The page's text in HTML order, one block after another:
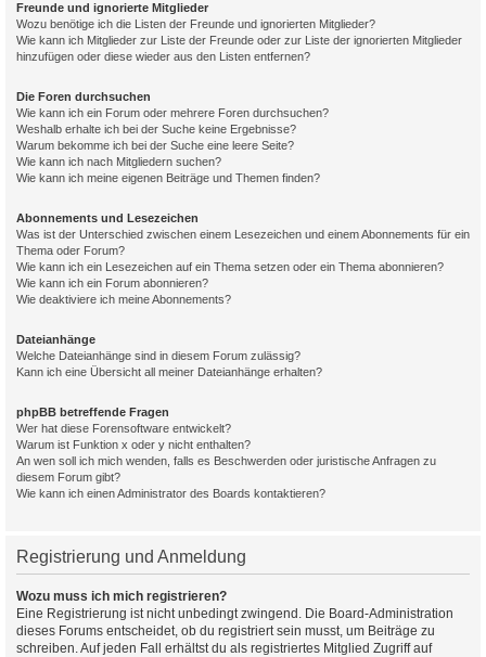
Freunde und ignorierte Mitglieder
Wozu benötige ich die Listen der Freunde und ignorierten Mitglieder?
Wie kann ich Mitglieder zur Liste der Freunde oder zur Liste der ignorierten Mitglieder
hinzufügen oder diese wieder aus den Listen entfernen?
Die Foren durchsuchen
Wie kann ich ein Forum oder mehrere Foren durchsuchen?
Weshalb erhalte ich bei der Suche keine Ergebnisse?
Warum bekomme ich bei der Suche eine leere Seite?
Wie kann ich nach Mitgliedern suchen?
Wie kann ich meine eigenen Beiträge und Themen finden?
Abonnements und Lesezeichen
Was ist der Unterschied zwischen einem Lesezeichen und einem Abonnements für ein
Thema oder Forum?
Wie kann ich ein Lesezeichen auf ein Thema setzen oder ein Thema abonnieren?
Wie kann ich ein Forum abonnieren?
Wie deaktiviere ich meine Abonnements?
Dateianhänge
Welche Dateianhänge sind in diesem Forum zulässig?
Kann ich eine Übersicht all meiner Dateianhänge erhalten?
phpBB betreffende Fragen
Wer hat diese Forensoftware entwickelt?
Warum ist Funktion x oder y nicht enthalten?
An wen soll ich mich wenden, falls es Beschwerden oder juristische Anfragen zu
diesem Forum gibt?
Wie kann ich einen Administrator des Boards kontaktieren?
Registrierung und Anmeldung
Wozu muss ich mich registrieren?
Eine Registrierung ist nicht unbedingt zwingend. Die Board-Administration
dieses Forums entscheidet, ob du registriert sein musst, um Beiträge zu
schreiben. Auf jeden Fall erhältst du als registriertes Mitglied Zugriff auf